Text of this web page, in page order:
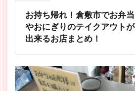
お持ち帰れ！倉敷市でお弁当
やおにぎりのテイクアウトが
出来るお店まとめ！